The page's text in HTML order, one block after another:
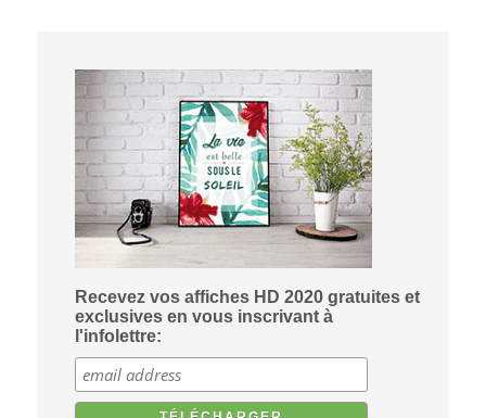
Recevez vos affiches HD 2020 gratuites et
exclusives en vous inscrivant à
l'infolettre: